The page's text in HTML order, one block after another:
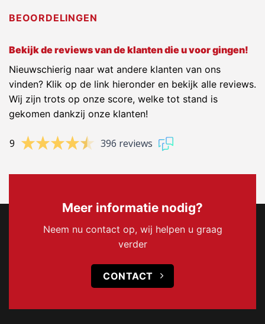
BEOORDELINGEN
Bekijk de reviews van de klanten die u voor gingen!
Nieuwschierig naar wat andere klanten van ons
vinden? Klik op de link hieronder en bekijk alle reviews.
Wij zijn trots op onze score, welke tot stand is
gekomen dankzij onze klanten!
9 396 reviews
Meer informatie nodig?
Neem nu contact op, wij helpen u graag
verder
CONTACT